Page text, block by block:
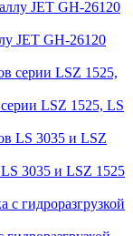
JET GH-26120
LSZ 1525, LS
3035 и LSZ 1525